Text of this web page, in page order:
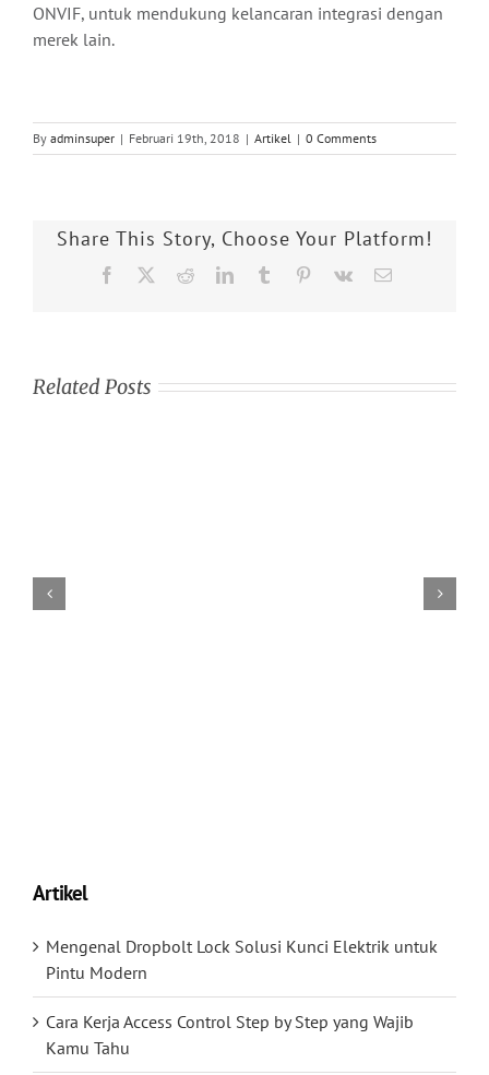
ONVIF, untuk mendukung kelancaran integrasi dengan
merek lain.
By adminsuper | Februari 19th, 2018 | Artikel | 0 Comments
Share This Story, Choose Your Platform!
Facebook RedditLinkedInTumblr Pinterest
Vk Email
Related Posts
Artikel
Mengenal Dropbolt Lock Solusi Kunci Elektrik untuk
Pintu Modern
Cara Kerja Access Control Step by Step yang Wajib
Kamu Tahu